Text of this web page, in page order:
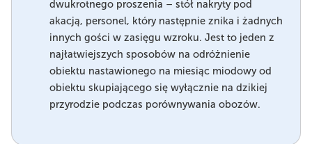
dwukrotnego proszenia – stół nakryty pod
akacją, personel, który następnie znika i żadnych
innych gości w zasięgu wzroku. Jest to jeden z
najłatwiejszych sposobów na odróżnienie
obiektu nastawionego na miesiąc miodowy od
obiektu skupiającego się wyłącznie na dzikiej
przyrodzie podczas porównywania obozów.